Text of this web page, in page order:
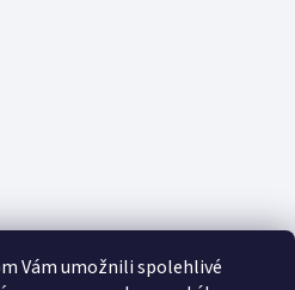
Vám umožnili spolehlivé
zasílat informace o nových